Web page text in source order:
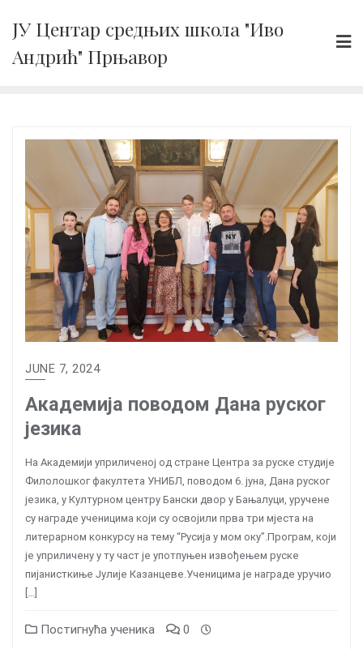
content
ЈУ Центар средњих школа "Иво
Андрић" Прњавор
JUNE 7, 2024
Академија поводом Дана руског
језика
На Академији уприличеној од стране Центра за руске студије
Филолошког факултета УНИБЛ, поводом 6. јуна, Дана руског
језика, у Културном центру Бански двор у Бањалуци, уручене
су награде ученицима који су освојили прва три мјеста на
литерарном конкурсу на тему “Русија у мом оку”.Програм, који
је уприличену у ту част је употпуњен извођењем руске
пијанисткиње Јулије Казанцеве.Ученицима је награде уручио
[…]
Постигнућа ученика 0